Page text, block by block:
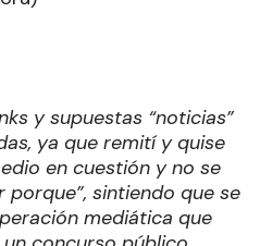
y supuestas “noticias”
ya que remití y quise
en cuestión y no se
porque”, sintiendo que se
mediática que